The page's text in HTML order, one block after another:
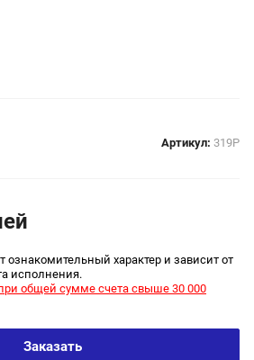
Артикул: 319P
ознакомительный характер и зависит от
исполнения.
общей сумме счета свыше 30 000
Заказать